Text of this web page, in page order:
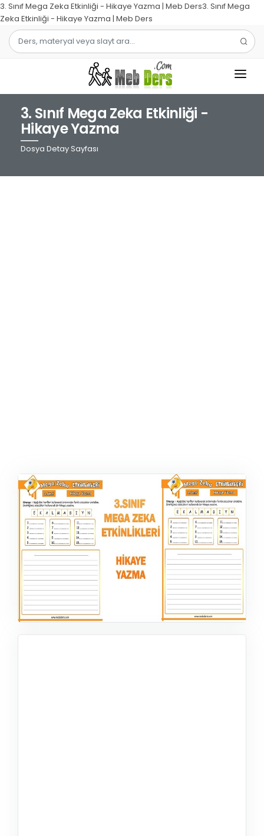
3. Sınıf Mega Zeka Etkinliği - Hikaye Yazma | Meb Ders3. Sınıf Mega
Zeka Etkinliği - Hikaye Yazma | Meb Ders
1.SINIF
2.SINIF
3. Sınıf Mega Zeka Etkinliği -
Hikaye Yazma
Dosya Detay Sayfası